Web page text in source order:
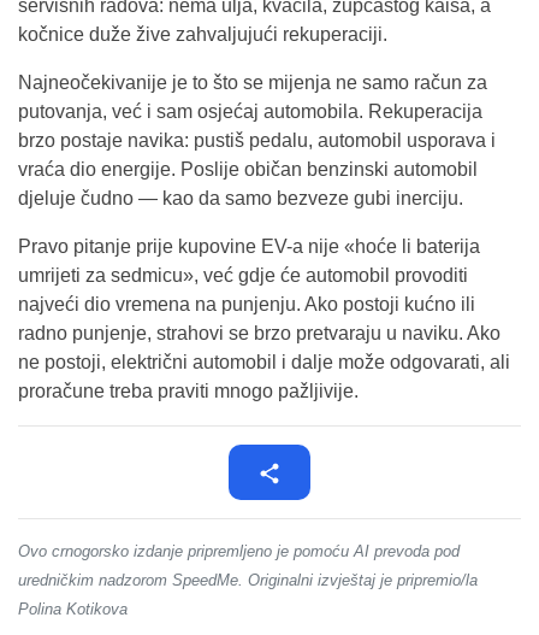
servisnih radova: nema ulja, kvačila, zupčastog kaiša, a
kočnice duže žive zahvaljujući rekuperaciji.
Najneočekivanije je to što se mijenja ne samo račun za
putovanja, već i sam osjećaj automobila. Rekuperacija
brzo postaje navika: pustiš pedalu, automobil usporava i
vraća dio energije. Poslije običan benzinski automobil
djeluje čudno — kao da samo bezveze gubi inerciju.
Pravo pitanje prije kupovine EV-a nije «hoće li baterija
umrijeti za sedmicu», već gdje će automobil provoditi
najveći dio vremena na punjenju. Ako postoji kućno ili
radno punjenje, strahovi se brzo pretvaraju u naviku. Ako
ne postoji, električni automobil i dalje može odgovarati, ali
proračune treba praviti mnogo pažljivije.
Ovo crnogorsko izdanje pripremljeno je pomoću AI prevoda pod
uredničkim nadzorom SpeedMe. Originalni izvještaj je pripremio/la
Polina Kotikova